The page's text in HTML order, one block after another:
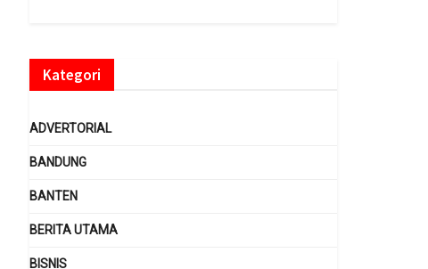
Kategori
ADVERTORIAL
BANDUNG
BANTEN
BERITA UTAMA
BISNIS